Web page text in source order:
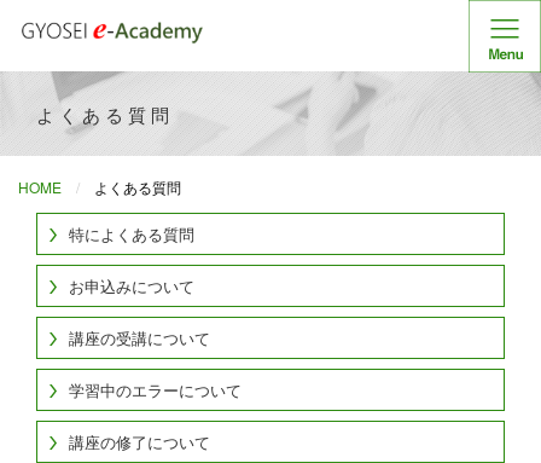
よくある質問
HOME よくある質問
特によくある質問
お申込みについて
講座の受講について
学習中のエラーについて
講座の修了について